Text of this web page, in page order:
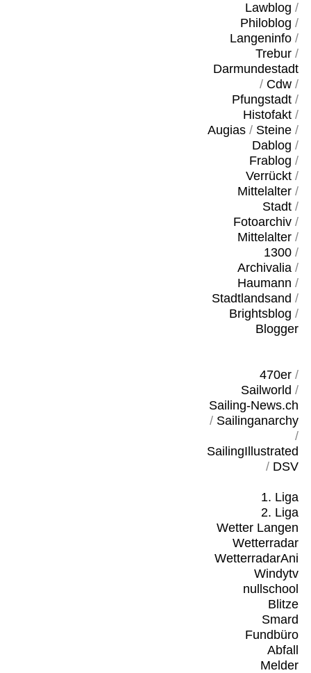
Lawblog /
Philoblog /
Langeninfo/
Trebur/
Darmundestadt
/ Cdw/
Pfungstadt/
Histofakt/
Augias/ Steine/
Dablog /
Frablog /
Verrückt/
Mittelalter/
Stadt/
Fotoarchiv/
Mittelalter/
1300/
Archivalia/
Haumann /
Stadtlandsand /
Brightsblog /
Blogger
470er/
Sailworld /
Sailing-News.ch
/ Sailinganarchy
/
SailingIllustrated
/ DSV
1. Liga
2. Liga
Wetter Langen
Wetterradar
WetterradarAni
Windytv
nullschool
Blitze
Smard
Fundbüro
Abfall
Melder